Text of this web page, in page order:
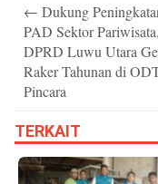
navigation
← Dukung
PAD Sektor Pariwisata,
DPRD Luwu Utara
Raker Tahunan di
Pincara
TERKAIT